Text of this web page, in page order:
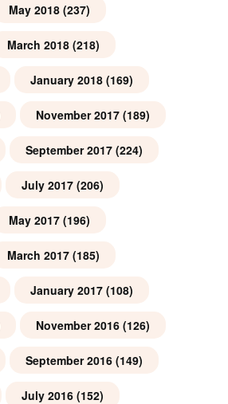
May 2018 (237)
March 2018 (218)
January 2018 (169)
November 2017 (189)
September 2017 (224)
July 2017 (206)
May 2017 (196)
March 2017 (185)
January 2017 (108)
November 2016 (126)
September 2016 (149)
July 2016 (152)